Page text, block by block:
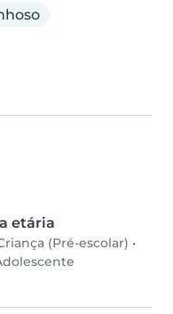
etária
(Pré-escolar) •